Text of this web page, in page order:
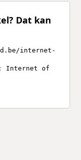
Dat kan
internet-
Internet of